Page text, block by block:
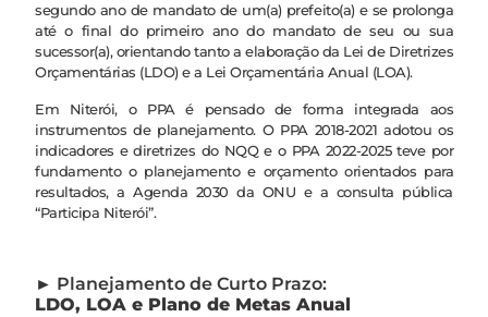
segundo ano de mandato de um(a) prefeito(a) e se prolonga
até o final do primeiro ano do mandato de seu ou sua
sucessor(a), orientando tanto a elaboração da Lei de Diretrizes
Orçamentárias (LDO) e a Lei Orçamentária Anual (LOA).
Em Niterói, o PPA é pensado de forma integrada aos
instrumentos de planejamento. O PPA 2018-2021 adotou os
indicadores e diretrizes do NQQ e o PPA 2022-2025 teve por
fundamento o planejamento e orçamento orientados para
resultados, a Agenda 2030 da ONU e a consulta pública
“Participa Niterói”.
► Planejamento de Curto Prazo:
LDO, LOA e Plano de Metas Anual